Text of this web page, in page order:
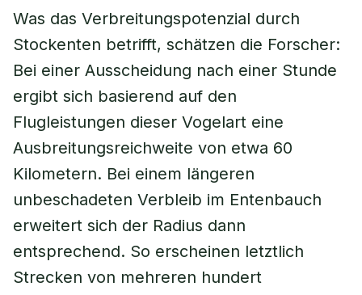
Was das Verbreitungspotenzial durch
Stockenten betrifft, schätzen die Forscher:
Bei einer Ausscheidung nach einer Stunde
ergibt sich basierend auf den
Flugleistungen dieser Vogelart eine
Ausbreitungsreichweite von etwa 60
Kilometern. Bei einem längeren
unbeschadeten Verbleib im Entenbauch
erweitert sich der Radius dann
entsprechend. So erscheinen letztlich
Strecken von mehreren hundert